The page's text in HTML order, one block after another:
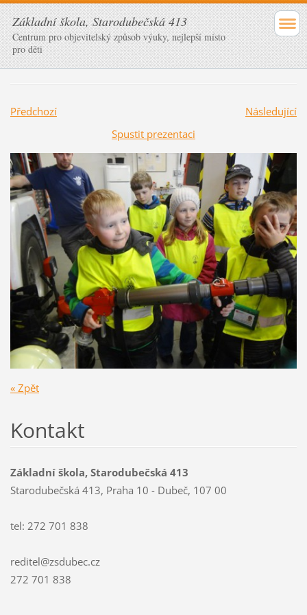
Základní škola, Starodubečská 413
Centrum pro objevitelský způsob výuky, nejlepší místo
pro děti
Předchozí
Následující
Spustit prezentaci
« Zpět
Kontakt
Základní škola, Starodubečská 413
Starodubečská 413, Praha 10 - Dubeč, 107 00
tel: 272 701 838
reditel@zsdubec.cz
272 701 838